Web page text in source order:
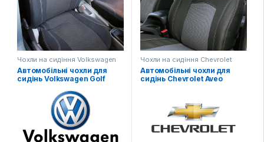
(гобелен) з поролоновою
накаткою зсередини
Країна виробник: Україна
Комплектація: Передні
сидіння, задній диван та
спинка, підголовники (за
комплектацією автівки),
(якщо є у моделі)
Шов: Подвійна відстрочка
Лого: Логотип марки авто
на чохлах для передніх
Лого: Логотип марки авто
на чохлах для передніх
сидінь
Чохли на сидіння Volkswagen
Автомобільні чохли для
сидінь Volkswagen Golf
Чохли на сидіння Chevrolet
Автомобільні чохли для
сидінь Chevrolet Aveo